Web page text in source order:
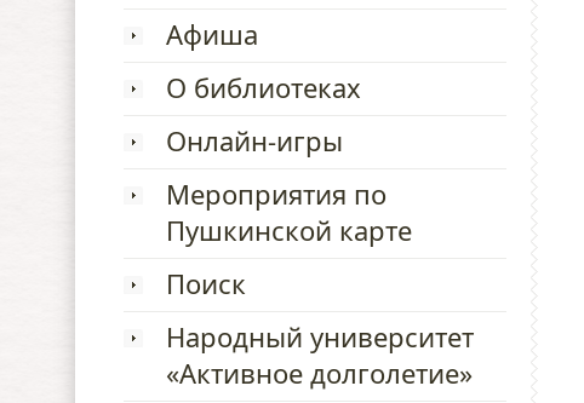
Афиша
О библиотеках
Онлайн-игры
Мероприятия по
Пушкинской карте
Поиск
Народный университет
«Активное долголетие»